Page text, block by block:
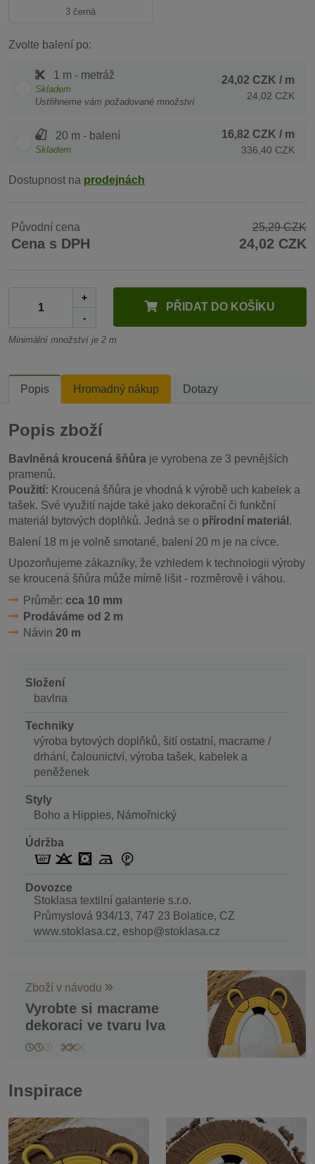
3 černá
Zvolte balení po:
1 m - metráž
Skladem
Ustřihneme vám požadované množství
24,02 CZK / m
24,02 CZK
20 m - balení
Skladem
16,82 CZK / m
336,40 CZK
Dostupnost na prodejnách
Původní cena 25,29 CZK
Cena s DPH 24,02 CZK
+
-
PŘIDAT DO KOŠÍKU
Minimální množství je 2 m
Popis Hromadný nákup Dotazy
Popis zboží
Bavlněná kroucená šňůra je vyrobena ze 3 pevnějších
pramenů.
Použití: Kroucená šňůra je vhodná k výrobě uch kabelek a
tašek. Své využití najde také jako dekorační či funkční
materiál bytových doplňků. Jedná se o přírodní materiál .
Balení 18 m je volně smotané, balení 20 m je na cívce.
Upozorňujeme zákazníky, že vzhledem k technologii výroby
se kroucená šňůra může mírně lišit - rozměrově i váhou.
Průměr: cca 10 mm
Prodáváme od 2 m
Návin 20 m
Složení
bavlna
Techniky
výroba bytových doplňků, šití ostatní, macrame /
drhání, čalounictví, výroba tašek, kabelek a
peněženek
Styly
Boho a Hippies, Námořnický
Údržba
Dovozce
Stoklasa textilní galanterie s.r.o.
Průmyslová 934/13, 747 23 Bolatice, CZ
www.stoklasa.cz, eshop@stoklasa.cz
Zboží v návodu
Vyrobte si macrame
dekoraci ve tvaru lva
Inspirace